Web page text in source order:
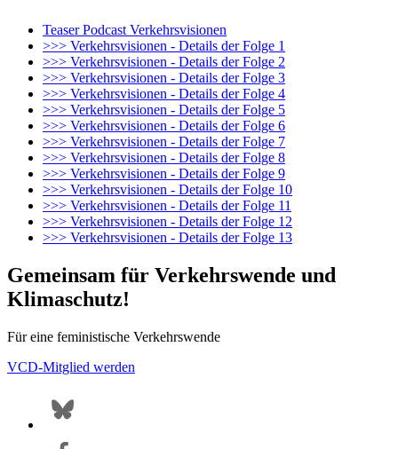
Teaser Podcast Verkehrsvisionen
>>> Verkehrsvisionen - Details der Folge 1
>>> Verkehrsvisionen - Details der Folge 2
>>> Verkehrsvisionen - Details der Folge 3
>>> Verkehrsvisionen - Details der Folge 4
>>> Verkehrsvisionen - Details der Folge 5
>>> Verkehrsvisionen - Details der Folge 6
>>> Verkehrsvisionen - Details der Folge 7
>>> Verkehrsvisionen - Details der Folge 8
>>> Verkehrsvisionen - Details der Folge 9
>>> Verkehrsvisionen - Details der Folge 10
>>> Verkehrsvisionen - Details der Folge 11
>>> Verkehrsvisionen - Details der Folge 12
>>> Verkehrsvisionen - Details der Folge 13
Gemeinsam für Verkehrswende und
Klimaschutz!
Für eine feministische Verkehrswende
VCD-Mitglied werden